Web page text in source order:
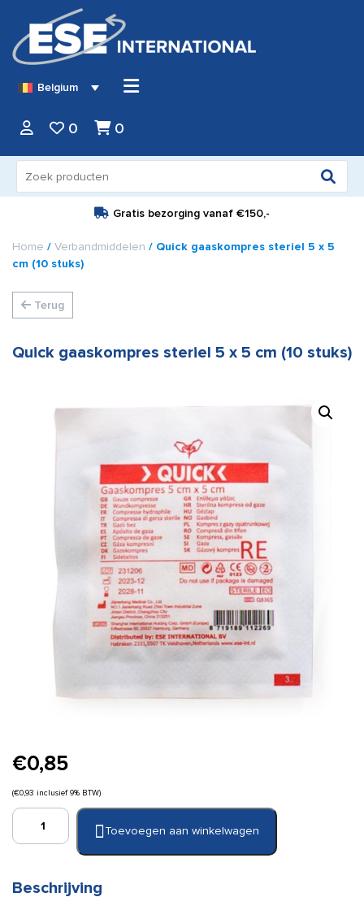
Belgium
0 0
naar:
Gratis bezorging vanaf €150,-
Home / Verbandmiddelen / Quick gaaskompres steriel 5 x 5
cm (10 stuks)
Terug
Quick gaaskompres steriel 5 x 5 cm (10 stuks)
€0,85
(€0,93 inclusief 9% BTW)
Quick
gaaskompres
x
Toevoegen aan winkelwagen
Beschrijving